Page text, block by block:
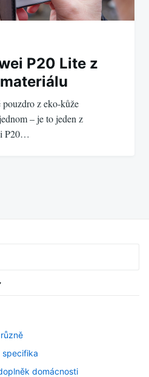
P20 Lite z
z eko-kůže
– je to jeden z
P20…
specifika
domácnosti